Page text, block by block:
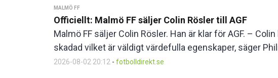
MALMÖ FF
Officiellt: Malmö FF säljer Colin Rösler till AGF
Malmö FF säljer Colin Rösler. Han är klar för AGF. –
skadad vilket är väldigt värdefulla egenskaper, säger
2026-08-02 20:12 - fotbolldirekt.se